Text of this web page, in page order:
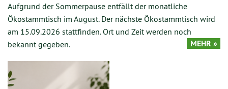
GESCHICHTE
Aufgrund der Sommerpause entfällt der monatliche
Ökostammtisch im August. Der nächste Ökostammtisch wird
am 15.09.2026 stattfinden. Ort und Zeit werden noch
bekannt gegeben.
MEHR »